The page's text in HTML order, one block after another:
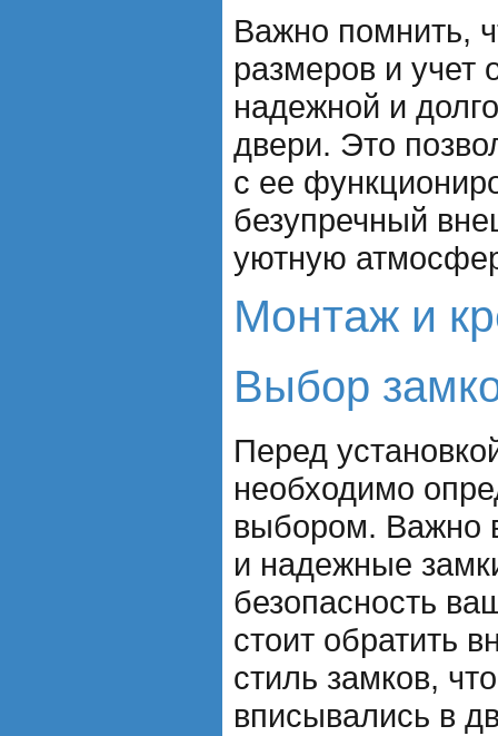
Важно помнить,
размеров и учет
надежной и
двери. Это
с ее
безупречный
уютную
Монтаж и
Выбор
Перед
необходимо
выбором. Важно
и надежные
безопасность
стоит обратить
стиль замков,
вписывались в